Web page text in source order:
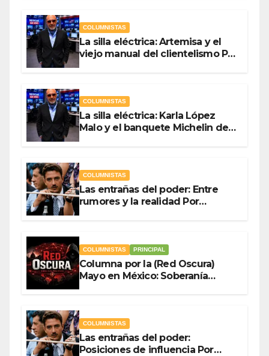
COLUMNISTAS
La silla eléctrica: Artemisa y el
viejo manual del clientelismo Por
COLUMNISTAS
La silla eléctrica: Karla López
Malo y el banquete Michelin del
COLUMNISTAS
Las entrañas del poder: Entre
rumores y la realidad Por
COLUMNISTAS PRINCIPAL
Columna por la (Red Oscura)
Mayo en México: Soberanía
COLUMNISTAS
Las entrañas del poder:
Posiciones de influencia Por